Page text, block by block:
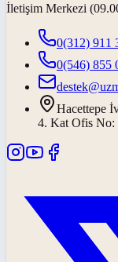
İletişim Merkezi
0(312) 911
0(546) 855
Hacettepe
4. Kat Ofis